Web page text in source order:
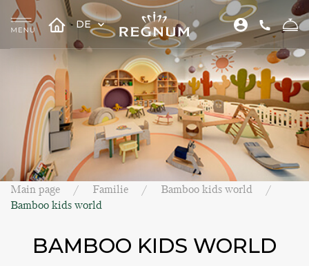
DE
Main page Familie
Bamboo kids world
Bamboo kids world
BAMBOO KIDS WORLD